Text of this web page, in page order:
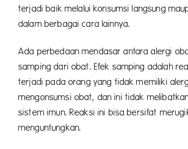
terjadi baik melalui konsumsi langsung
dalam berbagai cara lainnya.
Ada perbedaan mendasar antara alergi
samping dari obat. Efek samping adalah
terjadi pada orang yang tidak memiliki
mengonsumsi obat, dan ini tidak
sistem imun. Reaksi ini bisa bersifat
menguntungkan.